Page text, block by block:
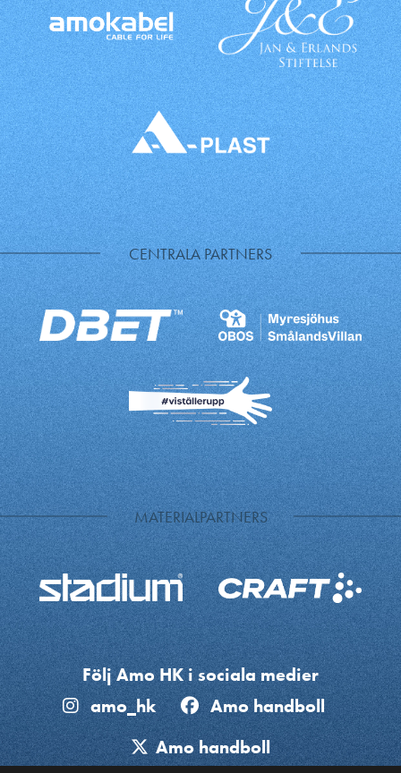
CENTRALA PARTNERS
MATERIALPARTNERS
Följ Amo HK i sociala medier
amo_hk
Amo handboll
Amo handboll